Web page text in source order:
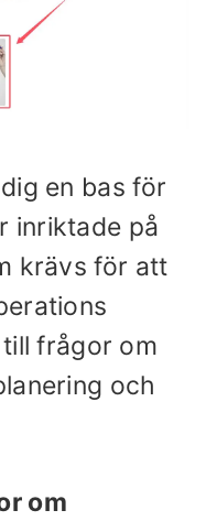
en bas för
inriktade på
krävs för att
frågor om
och
om